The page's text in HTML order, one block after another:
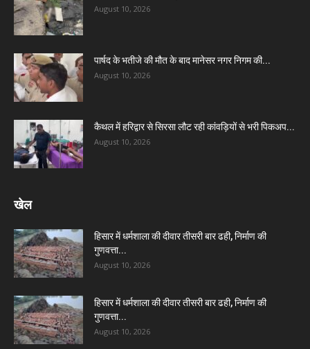
August 10, 2026
पार्षद के भतीजे की मौत के बाद मानेसर नगर निगम की...
August 10, 2026
कैथल में हरिद्वार से सिरसा लौट रही कांवड़ियों से भरी पिकअप...
August 10, 2026
खेल
हिसार में धर्मशाला की दीवार तीसरी बार ढही, निर्माण की
गुणवत्ता...
August 10, 2026
हिसार में धर्मशाला की दीवार तीसरी बार ढही, निर्माण की
गुणवत्ता...
August 10, 2026